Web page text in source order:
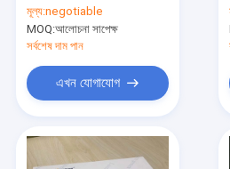
সেলফ কালেকশন
মূল্য:negotiable
MOQ:আলোচনা সাপেক্ষ
সর্বশেষ দাম পান
এখন যোগাযোগ